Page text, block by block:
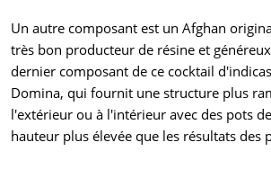
Un autre composant est un Afghan
très bon producteur de résine et
dernier composant de ce cocktail
Domina, qui fournit une structure plus
l'extérieur ou à l'intérieur avec des pots
hauteur plus élevée que les résultats des